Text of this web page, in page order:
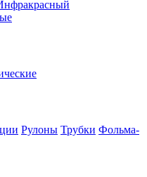
Рулоны Трубки Фольма-